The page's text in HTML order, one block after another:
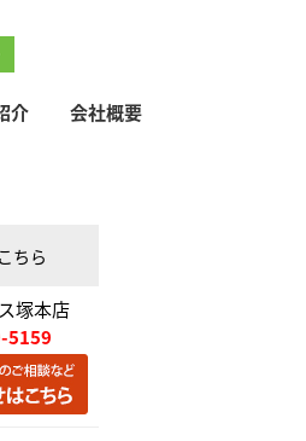
介 会社概要
ちら
塚本店
5159